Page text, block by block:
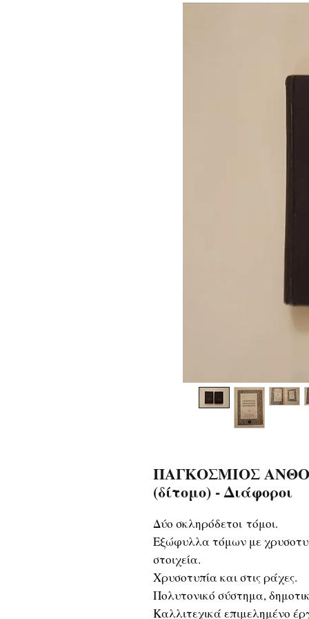
ΠΑΓΚΟΣΜΙΟΣ
(δίτομο) - Διάφοροι
Δύο σκληρόδετοι τόμοι.
Εξώφυλλα τόμων με
στοιχεία.
Χρυσοτυπία και στις ράχες.
Πολυτονικό σύστημα,
Καλλιτεχικά επιμελημένο